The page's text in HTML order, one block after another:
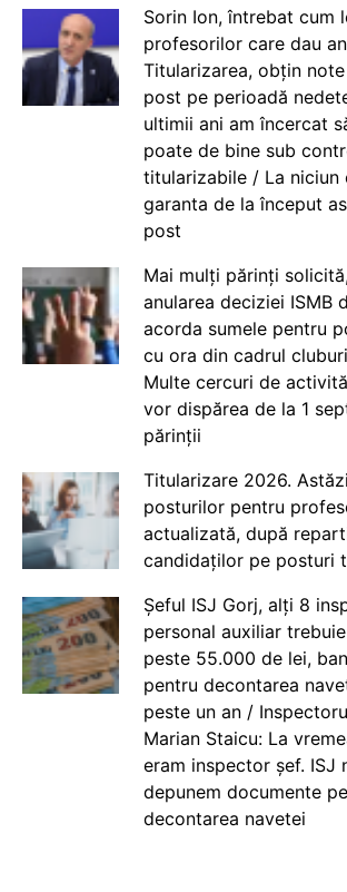
Sorin Ion, întrebat cum
profesorilor care dau
Titularizarea, obțin
post pe perioadă
ultimii ani am încercat
poate de bine sub
titularizabile / La niciun
garanta de la început
post
Mai mulți părinți
anularea deciziei ISMB
acorda sumele pentru
cu ora din cadrul
Multe cercuri de
vor dispărea de la 1
părinții
Titularizare 2026.
posturilor pentru
actualizată, după
candidaților pe posturi
Șeful ISJ Gorj, alți 8
personal auxiliar
peste 55.000 de lei,
pentru decontarea
peste un an /
Marian Staicu: La
eram inspector șef. ISJ
depunem documente
decontarea navetei